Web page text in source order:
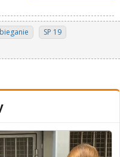
bieganie
SP 19